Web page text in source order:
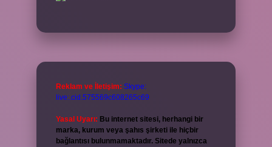
Reklam ve İletişim: Skype:
live:.cid.575569c608265c69
Yasal Uyarı: Bu internet sitesi, herhangi bir
marka, kurum veya şahıs şirketi ile hiçbir
bağlantısı bulunmamaktadır. Sitede yalnızca